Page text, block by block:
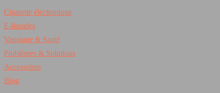
Cigarette électronique
E-liquides
Vapotage & Santé
Problèmes & Solutions
Accessoires
Blog